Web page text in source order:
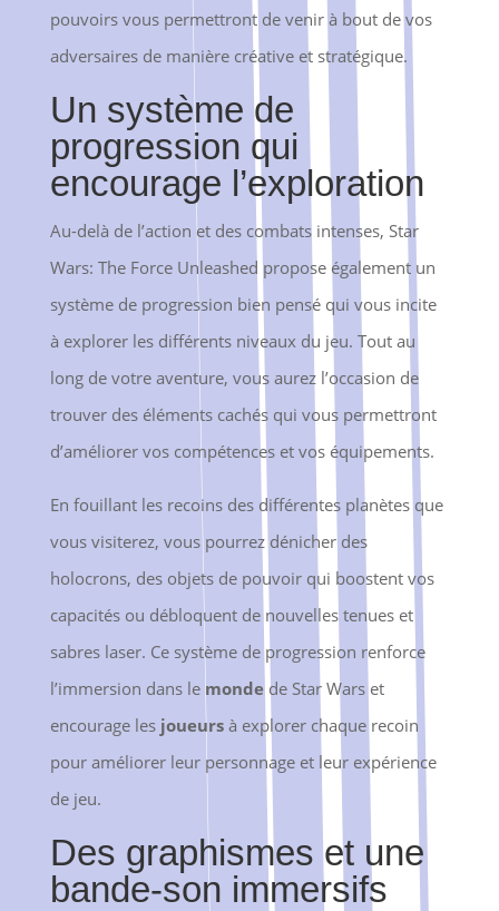
pouvoirs vous permettront de venir à bout de vos
adversaires de manière créative et stratégique.
Un système de
progression qui
encourage l’exploration
Au-delà de l’action et des combats intenses, Star
Wars: The Force Unleashed propose également un
système de progression bien pensé qui vous incite
à explorer les différents niveaux du jeu. Tout au
long de votre aventure, vous aurez l’occasion de
trouver des éléments cachés qui vous permettront
d’améliorer vos compétences et vos équipements.
En fouillant les recoins des différentes planètes que
vous visiterez, vous pourrez dénicher des
holocrons, des objets de pouvoir qui boostent vos
capacités ou débloquent de nouvelles tenues et
sabres laser. Ce système de progression renforce
l’immersion dans le mondede Star Wars et
encourage les joueursà explorer chaque recoin
pour améliorer leur personnage et leur expérience
de jeu.
Des graphismes et une
bande-son immersifs